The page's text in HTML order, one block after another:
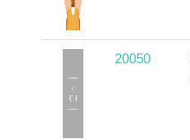
20050